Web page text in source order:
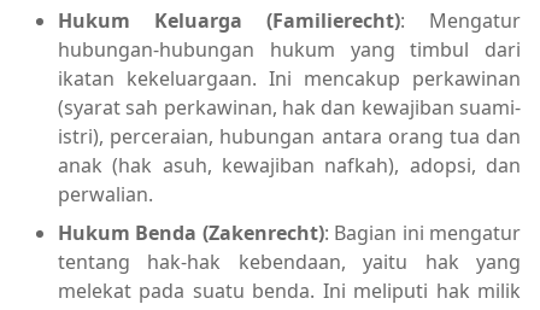
Hukum Keluarga (Familierecht): Mengatur
hubungan-hubungan hukum yang timbul dari
ikatan kekeluargaan. Ini mencakup perkawinan
(syarat sah perkawinan, hak dan kewajiban suami-
istri), perceraian, hubungan antara orang tua dan
anak (hak asuh, kewajiban nafkah), adopsi, dan
perwalian.
Hukum Benda (Zakenrecht): Bagian ini mengatur
tentang hak-hak kebendaan, yaitu hak yang
melekat pada suatu benda. Ini meliputi hak milik